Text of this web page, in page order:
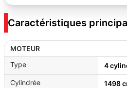
Caractéristiques
MOTEUR
Type
4
Cylindrée 1498